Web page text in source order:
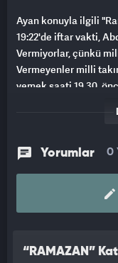
Ayan konuyla ilgili
19:22'de iftar vakti,
Vermiyorlar, çünkü
Vermeyenler milli
yemek saati 19.30,
Mehmet Ayan'ın 'Bu
Federasyonu'nun bu
yapıp yapmayacağı
Kamp kadrosuna
Hırvatistan
Yorumlar 0
“RAMAZAN”